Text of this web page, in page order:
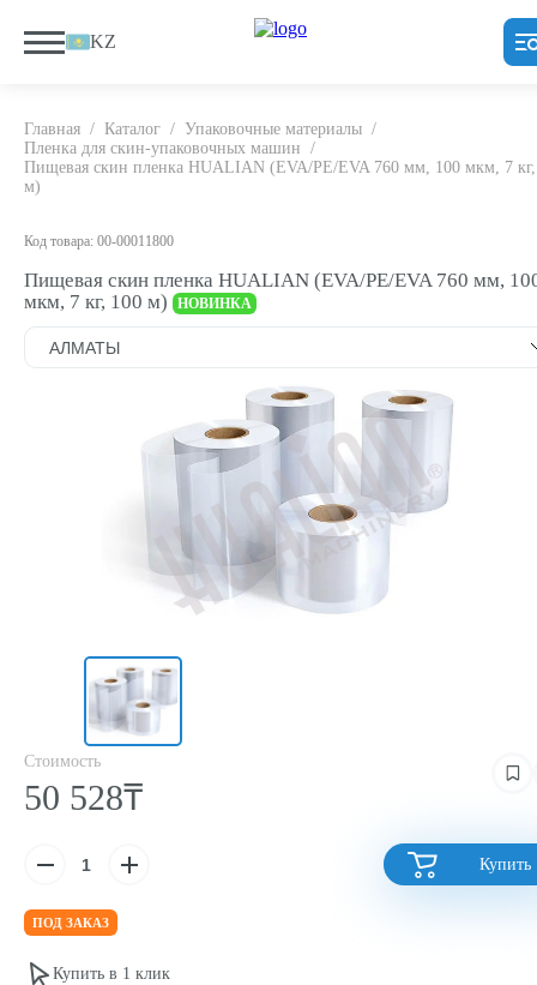
KZ
Главная / Каталог / Упаковочные материалы /
Пленка для скин-упаковочных машин /
Пищевая скин пленка HUALIAN (EVA/PE/EVA 760 мм, 100 мкм, 7
м)
Код товара: 00-00011800
Пищевая скин пленка HUALIAN (EVA/PE/EVA 760 мм,
мкм, 7 кг, 100 м)
НОВИНКА
Стоимость
50 528₸
Купить
ПОД ЗАКАЗ
Купить в 1 клик